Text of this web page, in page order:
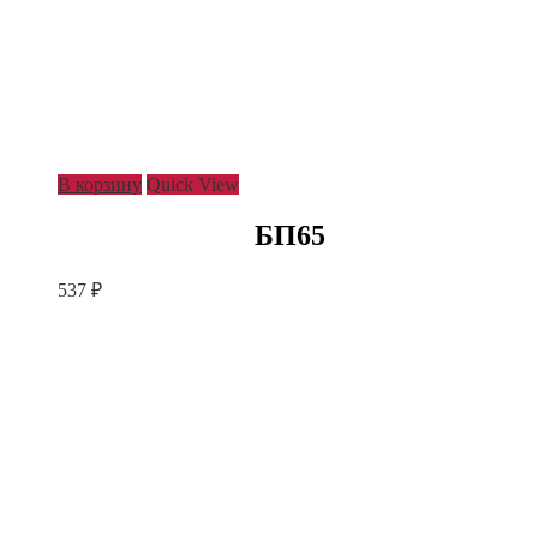
В корзину Quick View
БП65
537 ₽